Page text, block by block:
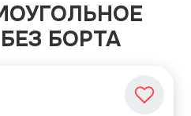
БОРТА